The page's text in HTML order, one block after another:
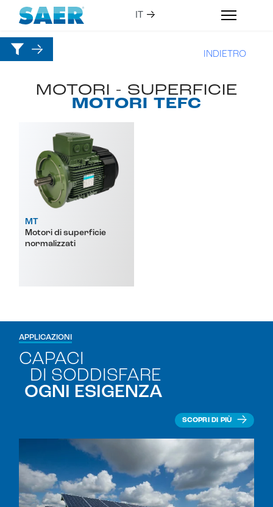
INDIETRO
MOTORI - SUPERFICIE
MOTORI TEFC
MT
Motori di superficie
normalizzati
APPLICAZIONI
CAPACI
DI SODDISFARE
OGNI ESIGENZA
SCOPRI DI PIÙ